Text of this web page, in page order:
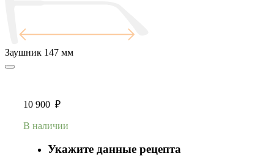
Заушник 147 мм
10 900 ₽
В наличии
Укажите данные рецепта